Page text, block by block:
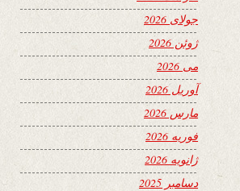
جولای 2026
ژوئن 2026
می 2026
آوریل 2026
مارس 2026
فوریه 2026
ژانویه 2026
دسامبر 2025